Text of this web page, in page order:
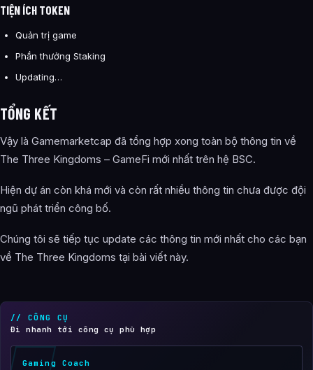
TIỆN ÍCH TOKEN
Quản trị game
Phần thưởng Staking
Updating…
TỔNG KẾT
Vậy là Gamemarketcap đã tổng hợp xong toàn bộ thông tin về
The Three Kingdoms – GameFi mới nhất trên hệ BSC.
Hiện dự án còn khá mới và còn rất nhiều thông tin chưa được đội
ngũ phát triển công bố.
Chúng tôi sẽ tiếp tục update các thông tin mới nhất cho các bạn
về The Three Kingdoms tại bài viết này.
// CÔNG CỤ
Đi nhanh tới công cụ phù hợp
Gaming Coach